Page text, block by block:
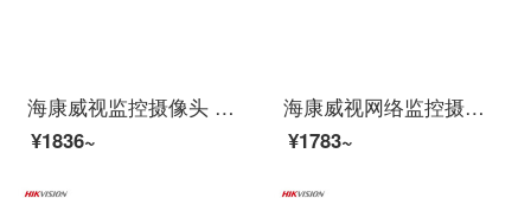
海康威视监控摄像头 室内网络高清监控器安防监控设备套装探头130万非poeDS-2CD1311D-I 6mm
¥1836~
海康威视网络监控摄像头室外130万高清夜视监控设备套装摄像机带poe DS-IPC-B11-I 8mm
¥1783~